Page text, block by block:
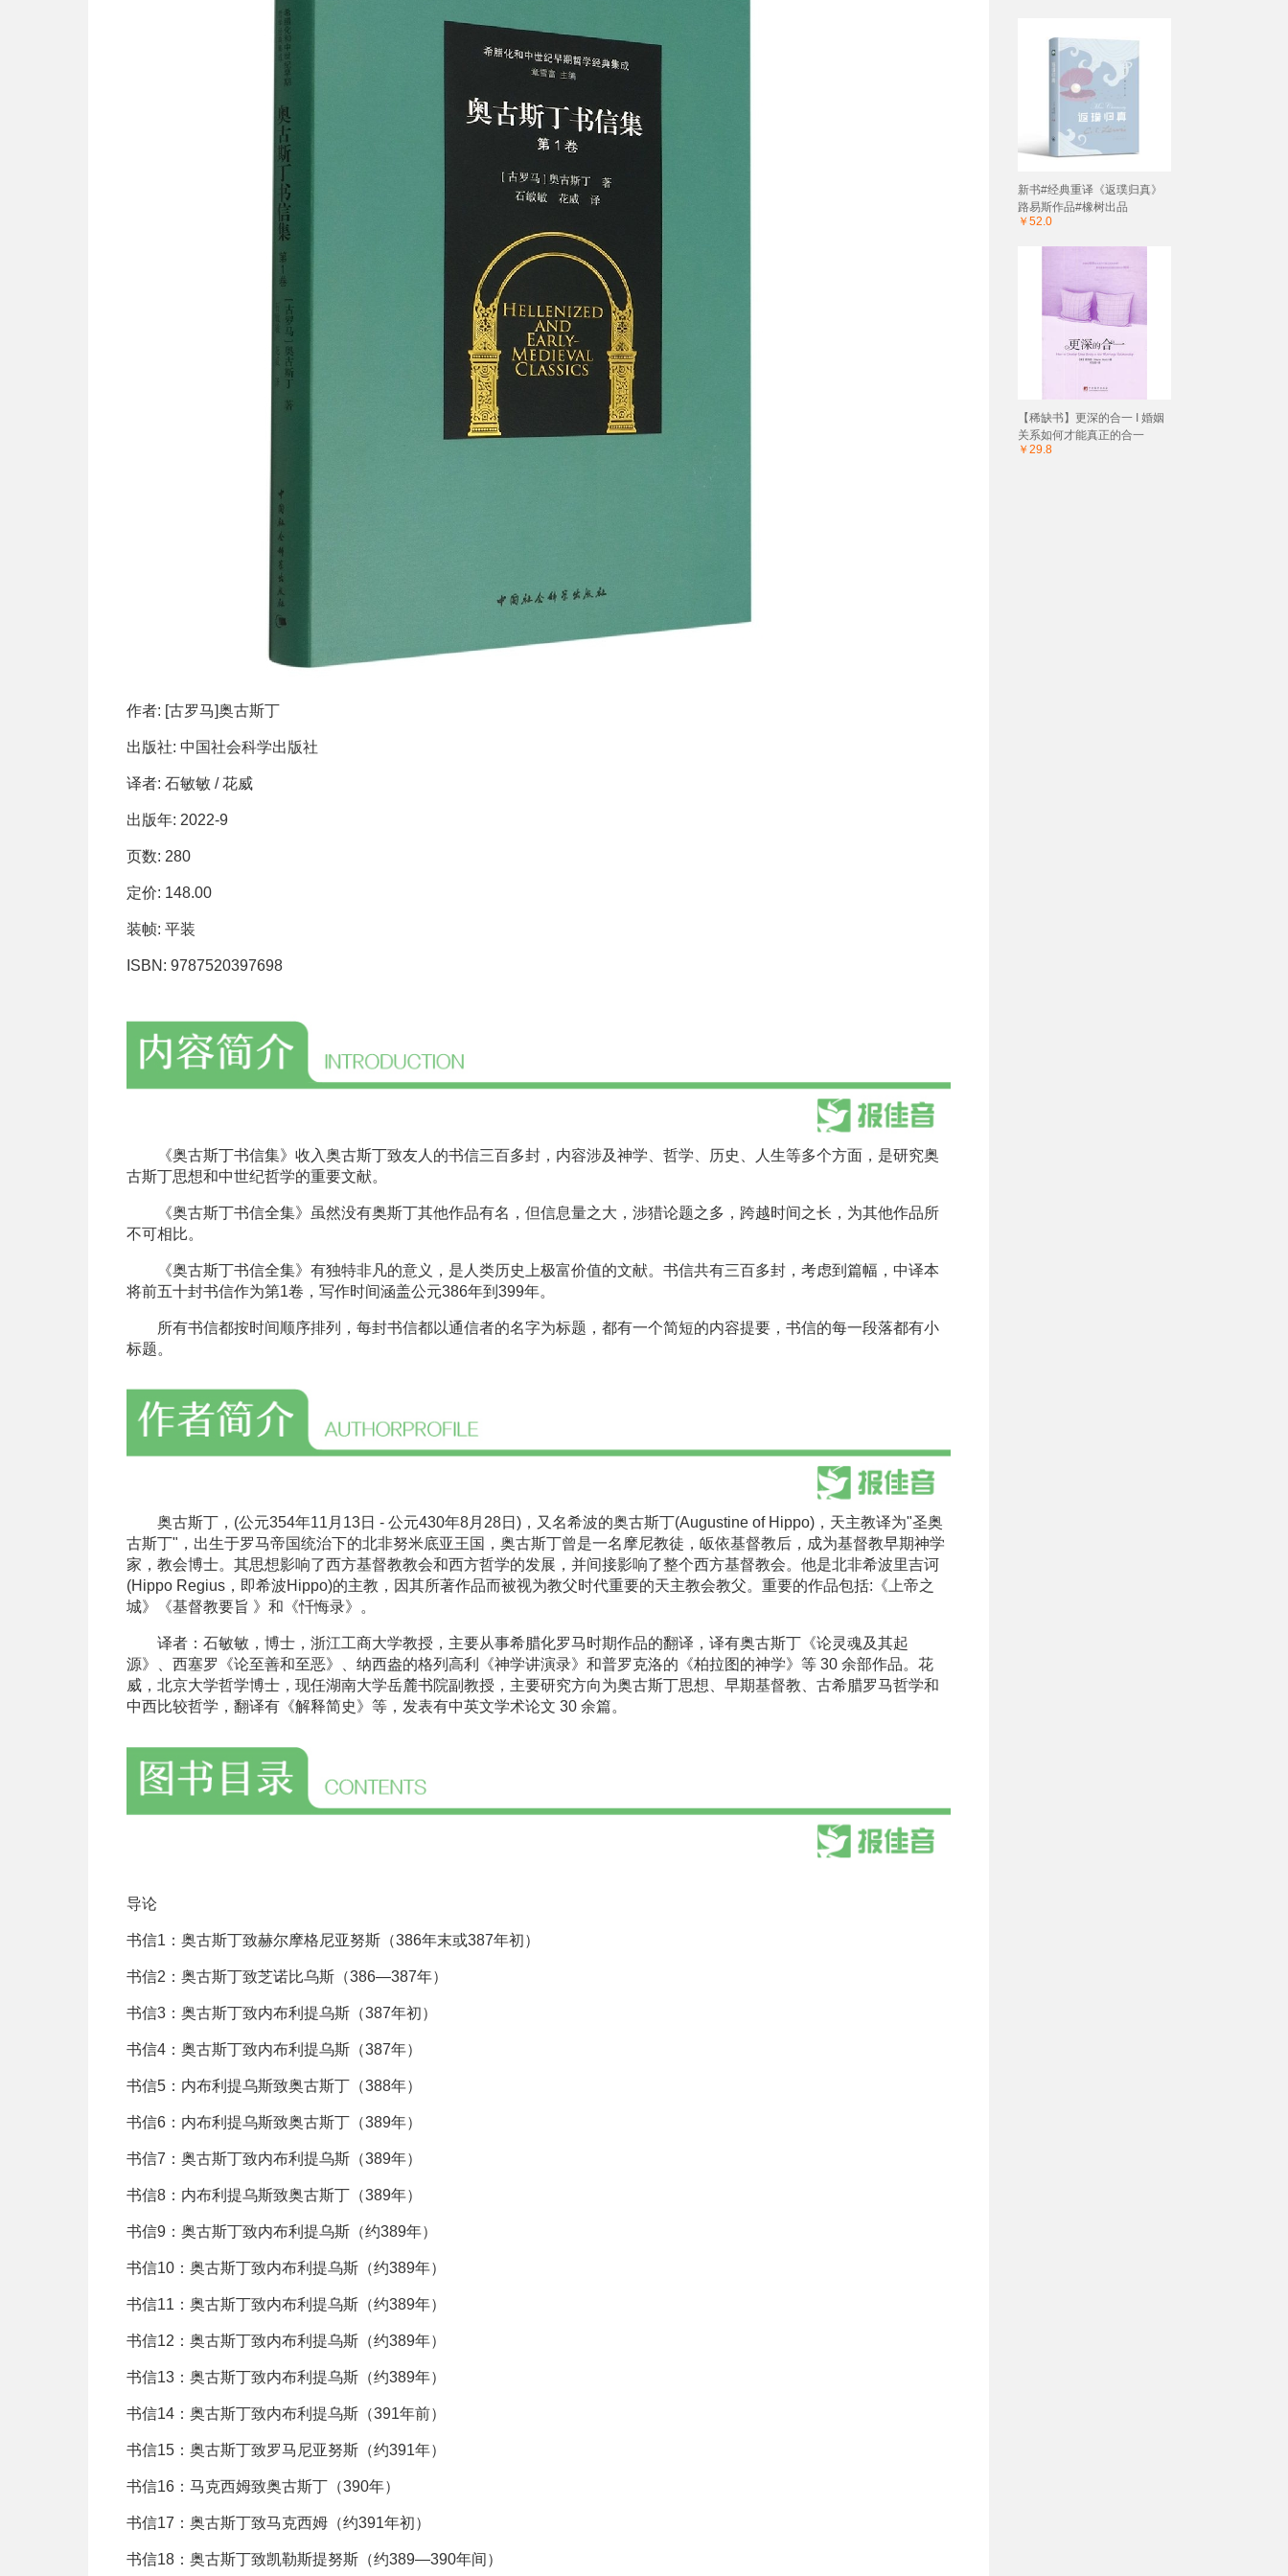
作者: [古罗马]奥古斯丁
出版社: 中国社会科学出版社
译者: 石敏敏 / 花威
出版年: 2022-9
页数: 280
定价: 148.00
装帧: 平装
ISBN: 9787520397698
《奥古斯丁书信集》收入奥古斯丁致友人的书信三百多封，内容涉及神学、哲学、历史、人生等多个方面，是研究奥
古斯丁思想和中世纪哲学的重要文献。
《奥古斯丁书信全集》虽然没有奥斯丁其他作品有名，但信息量之大，涉猎论题之多，跨越时间之长，为其他作品所
不可相比。
《奥古斯丁书信全集》有独特非凡的意义，是人类历史上极富价值的文献。书信共有三百多封，考虑到篇幅，中译本
将前五十封书信作为第1卷，写作时间涵盖公元386年到399年。
所有书信都按时间顺序排列，每封书信都以通信者的名字为标题，都有一个简短的内容提要，书信的每一段落都有小
标题。
奥古斯丁，(公元354年11月13日 - 公元430年8月28日)，又名希波的奥古斯丁(Augustine of Hippo)，天主教译为"圣奥
古斯丁"，出生于罗马帝国统治下的北非努米底亚王国，奥古斯丁曾是一名摩尼教徒，皈依基督教后，成为基督教早期神学
家，教会博士。其思想影响了西方基督教教会和西方哲学的发展，并间接影响了整个西方基督教会。他是北非希波里吉诃
(Hippo Regius，即希波Hippo)的主教，因其所著作品而被视为教父时代重要的天主教会教父。重要的作品包括:《上帝之
城》《基督教要旨 》和《忏悔录》。
译者：石敏敏，博士，浙江工商大学教授，主要从事希腊化罗马时期作品的翻译，译有奥古斯丁《论灵魂及其起
源》、西塞罗《论至善和至恶》、纳西盎的格列高利《神学讲演录》和普罗克洛的《柏拉图的神学》等 30 余部作品。花
威，北京大学哲学博士，现任湖南大学岳麓书院副教授，主要研究方向为奥古斯丁思想、早期基督教、古希腊罗马哲学和
中西比较哲学，翻译有《解释简史》等，发表有中英文学术论文 30 余篇。
导论
书信1：奥古斯丁致赫尔摩格尼亚努斯（386年末或387年初）
书信2：奥古斯丁致芝诺比乌斯（386—387年）
书信3：奥古斯丁致内布利提乌斯（387年初）
书信4：奥古斯丁致内布利提乌斯（387年）
书信5：内布利提乌斯致奥古斯丁（388年）
书信6：内布利提乌斯致奥古斯丁（389年）
书信7：奥古斯丁致内布利提乌斯（389年）
书信8：内布利提乌斯致奥古斯丁（389年）
书信9：奥古斯丁致内布利提乌斯（约389年）
书信10：奥古斯丁致内布利提乌斯（约389年）
书信11：奥古斯丁致内布利提乌斯（约389年）
书信12：奥古斯丁致内布利提乌斯（约389年）
书信13：奥古斯丁致内布利提乌斯（约389年）
书信14：奥古斯丁致内布利提乌斯（391年前）
书信15：奥古斯丁致罗马尼亚努斯（约391年）
书信16：马克西姆致奥古斯丁（390年）
书信17：奥古斯丁致马克西姆（约391年初）
书信18：奥古斯丁致凯勒斯提努斯（约389—390年间）
新书#经典重译《返璞归真》
路易斯作品#橡树出品
￥52.0
【稀缺书】更深的合一 I 婚姻
关系如何才能真正的合一
￥29.8